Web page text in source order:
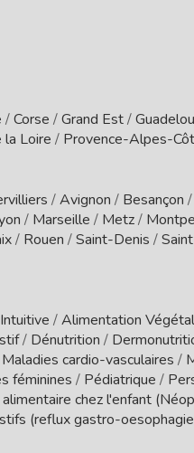
/Corse /Grand Est/
la Loire / Provence-Alpes-
/Avignon / Besançon /
/ Marseille / Metz/
/ Rouen /Saint-Denis /
/Alimentation
/ Dénutrition /
Maladies cardio-vasculaires /
féminines / Pédiatrique /
chez l'enfant
(reflux gastro-